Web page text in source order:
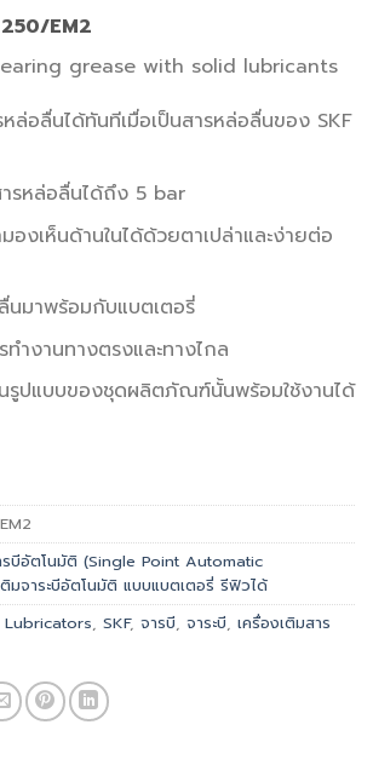
250/EM2
grease with solid lubricants
หล่อลื่นได้ทันทีเมื่อเป็นสารหล่อลื่นของ SKF
รหล่อลื่นได้ถึง 5 bar
องเห็นด้านในได้ด้วยตาเปล่าและง่ายต่อ
นมาพร้อมกับแบตเตอรี่
ทำงานทางตรงและทางไกล
ปแบบของชุดผลิตภัณฑ์นั้นพร้อมใช้งานได้
รบีอัตโนมัติ (Single Point Automatic
ติมจาระบีอัตโนมัติ แบบแบตเตอรี่ รีฟิวได้
, SKF, จารบี, จาระบี, เครื่องเติมสาร